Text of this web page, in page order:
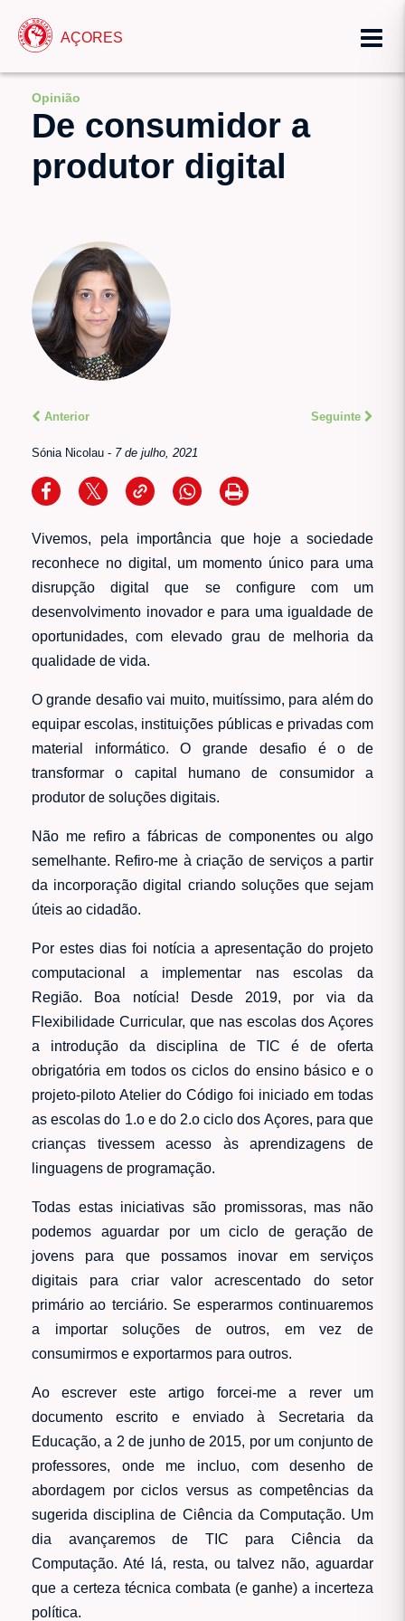
AÇORES
Opinião
De consumidor a
produtor digital
Anterior Seguinte
Sónia Nicolau - 7 de julho, 2021
Vivemos, pela importância que hoje a sociedade
reconhece no digital, um momento único para uma
disrupção digital que se configure com um
desenvolvimento inovador e para uma igualdade de
oportunidades, com elevado grau de melhoria da
qualidade de vida.
O grande desafio vai muito, muitíssimo, para além do
equipar escolas, instituições públicas e privadas com
material informático. O grande desafio é o de
transformar o capital humano de consumidor a
produtor de soluções digitais.
Não me refiro a fábricas de componentes ou algo
semelhante. Refiro-me à criação de serviços a partir
da incorporação digital criando soluções que sejam
úteis ao cidadão.
Por estes dias foi notícia a apresentação do projeto
computacional a implementar nas escolas da
Região. Boa notícia! Desde 2019, por via da
Flexibilidade Curricular, que nas escolas dos Açores
a introdução da disciplina de TIC é de oferta
obrigatória em todos os ciclos do ensino básico e o
projeto-piloto Atelier do Código foi iniciado em todas
as escolas do 1.o e do 2.o ciclo dos Açores, para que
crianças tivessem acesso às aprendizagens de
linguagens de programação.
Todas estas iniciativas são promissoras, mas não
podemos aguardar por um ciclo de geração de
jovens para que possamos inovar em serviços
digitais para criar valor acrescentado do setor
primário ao terciário. Se esperarmos continuaremos
a importar soluções de outros, em vez de
consumirmos e exportarmos para outros.
Ao escrever este artigo forcei-me a rever um
documento escrito e enviado à Secretaria da
Educação, a 2 de junho de 2015, por um conjunto de
professores, onde me incluo, com desenho de
abordagem por ciclos versus as competências da
sugerida disciplina de Ciência da Computação. Um
dia avançaremos de TIC para Ciência da
Computação. Até lá, resta, ou talvez não, aguardar
que a certeza técnica combata (e ganhe) a incerteza
política.